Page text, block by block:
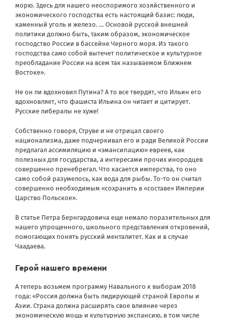
морю. Здесь для нашего неоспоримого хозяйственного и
экономического господства есть настоящий базис: люди,
каменный уголь и железо. … Основой русской внешней
политики должно быть, таким образом, экономическое
господство России в бассейне Черного моря. Из такого
господства само собой вытечет политическое и культурное
преобладание России на всем так называемом Ближнем
Востоке».
Не он ли вдохновил Путина? А то все твердят, что Ильин его
вдохновляет, что фашиста Ильина он читает и цитирует.
Русские либералы не хуже!
Собственно говоря, Струве и не отрицал своего
национализма, даже подчеркивал его и ради Великой России
предлагал ассимиляцию и «эмансипацию» евреев, как
полезных для государства, а интересами прочих инородцев
совершенно пренебрегал. Что касается имперства, то оно
само собой разумелось, как вода для рыбы. То-то он считал
совершенно необходимым «сохранить в «составе» Империи
Царство Польское».
В статье Петра Бернгардовича еще немало поразительных для
нашего упрощенного, школьного представления откровений,
помогающих понять русский менталитет. Как и в случае
Чаадаева.
Герой нашего времени
А теперь возьмем программу Навального к выборам 2018
года: «Россия должна быть лидирующей страной Европы и
Азии. Страна должна расширять свое влияние через
экономическую мощь и культурную экспансию, в том числе